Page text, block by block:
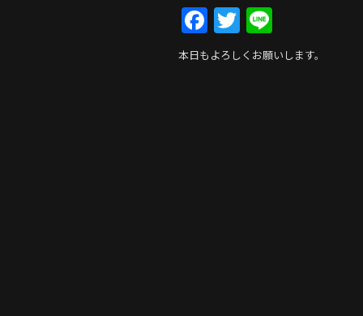
F
a
c
T
w
itt
n
e
本日もよろしくお願いします。